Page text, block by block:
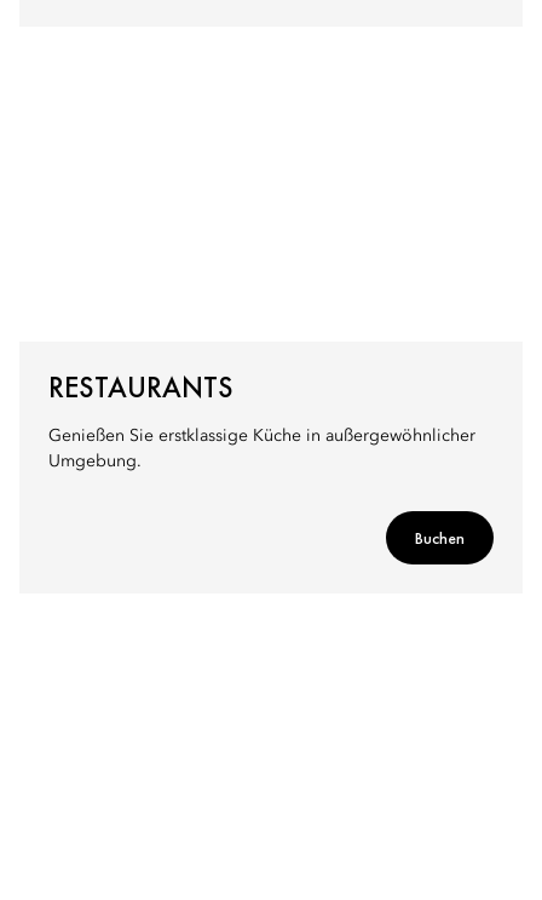
RESTAURANTS
Genießen Sie erstklassige Küche in außergewöhnlicher
Umgebung.
Buchen